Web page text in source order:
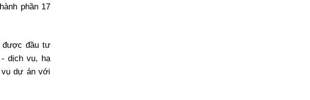
phần 17
được đầu tư
dịch vụ, hạ
dự án với